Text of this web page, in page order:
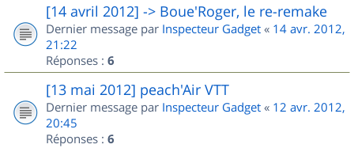
[14 avril 2012] -> Boue'Roger, le re-remake
Dernier message par Inspecteur Gadget « 14 avr. 2012,
21:22
Réponses : 6
[13 mai 2012] peach'Air VTT
Dernier message par Inspecteur Gadget « 12 avr. 2012,
20:45
Réponses : 6